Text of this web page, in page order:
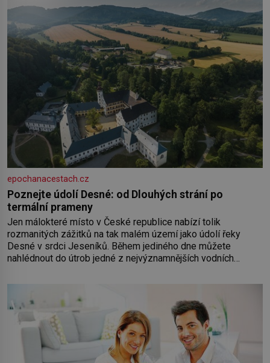
epochanacestach.cz
Poznejte údolí Desné: od Dlouhých strání po
termální prameny
Jen málokteré místo v České republice nabízí tolik
rozmanitých zážitků na tak malém území jako údolí řeky
Desné v srdci Jeseníků. Během jediného dne můžete
nahlédnout do útrob jedné z nejvýznamnějších vodních
koloběžce a den zakončit poznáváním památek ve Velkých